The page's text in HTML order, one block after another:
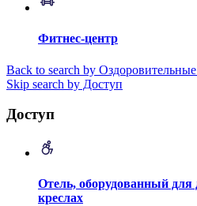
Фитнес-центр
Back to search by
Skip search by Доступ
Доступ
Отель, оборудованный для
креслах